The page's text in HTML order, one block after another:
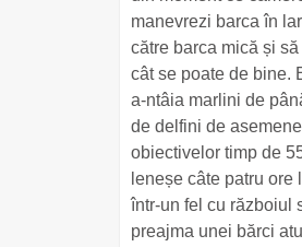
manevrezi barca în
către barca mică și
cât se poate de bine.
a-ntâia marlini de
de delfini de
obiectivelor timp de
leneșe câte patru
într-un fel cu războiul
preajma unei bărci